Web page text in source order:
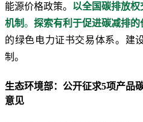
能源价格政策。 以全国碳排放
机制。 探索有利于促进碳减排的
的绿色电力证书交易体系。建
制。
生态环境部：公开征求5项产品
意见